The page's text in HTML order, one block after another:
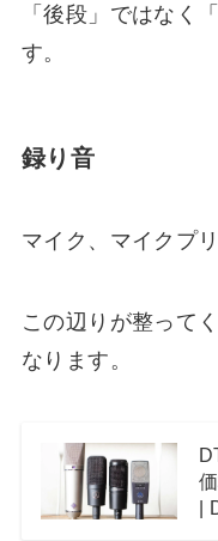
「後段」ではなく
す。
録り音
マイク、マイクプリ
この辺りが整って
なります。
|